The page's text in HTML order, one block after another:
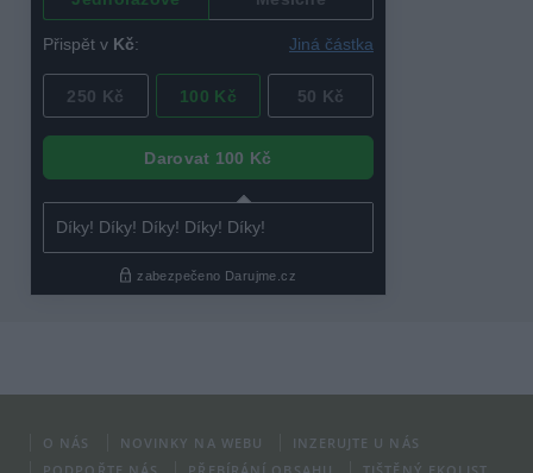
O NÁS NOVINKY NA WEBU
INZERUJTE U NÁS